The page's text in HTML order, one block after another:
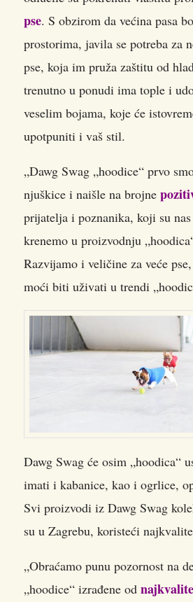
pse. S obzirom da većina pasa
prostorima, javila se potreba za
pse, koja im pruža zaštitu od
trenutno u ponudi ima tople i
veselim bojama, koje će
upotpuniti i vaš stil.
„Dawg Swag „hoodice“ prvo
njuškice i naišle na brojne
prijatelja i poznanika, koji su
krenemo u proizvodnju
Razvijamo i veličine za veće
moći biti uživati u trendi
Dawg Swag će osim „hoodica“
imati i kabanice, kao i ogrlice,
Svi proizvodi iz Dawg Swag
su u Zagrebu, koristeći
„Obraćamo punu pozornost na
„hoodice“ izrađene od